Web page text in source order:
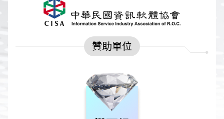
贊助單位